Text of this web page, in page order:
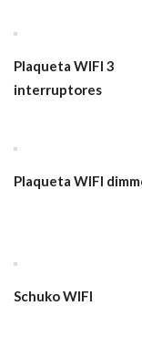
Plaqueta WIFI 3
interruptores
Plaqueta WIFI
Schuko WIFI